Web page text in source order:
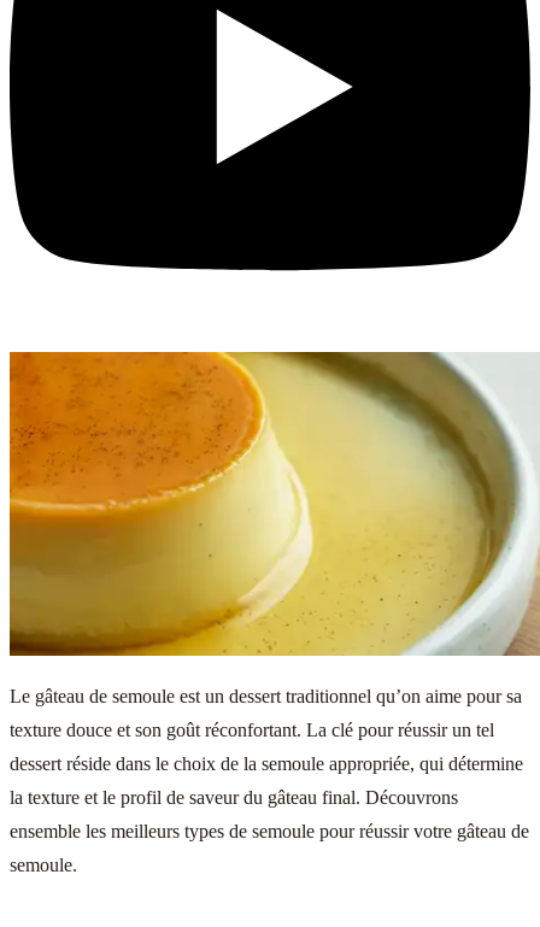
Le gâteau de semoule est un dessert traditionnel qu’on aime pour sa
texture douce et son goût réconfortant. La clé pour réussir un tel
dessert réside dans le choix de la semoule appropriée, qui détermine
la texture et le profil de saveur du gâteau final. Découvrons
ensemble les meilleurs types de semoule pour réussir votre gâteau de
semoule.